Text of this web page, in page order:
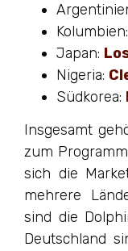
Kolumbien:
Japan:
Nigeria:
Südkorea:
Insgesamt
zum
sich die
mehrere
sind die
Deutschland